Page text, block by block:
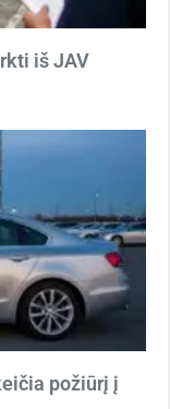
iš JAV
požiūrį į